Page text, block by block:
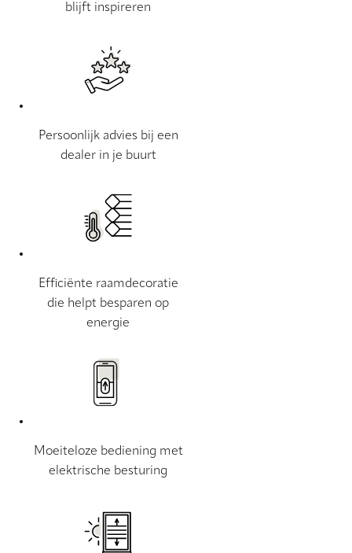
blijft inspireren
Persoonlijk advies bij een
dealer in je buurt
Efficiënte raamdecoratie
die helpt besparen op
energie
Moeiteloze bediening met
elektrische besturing